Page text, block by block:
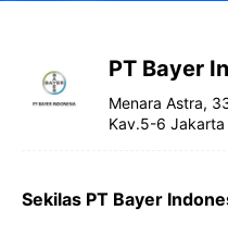
PT Bayer
Menara Astra,
Kav.5-6 Jakarta
Sekilas PT Bayer